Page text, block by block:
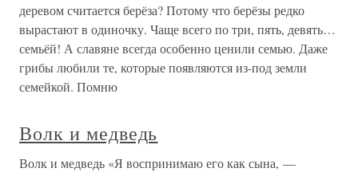
деревом считается берёза? Потому что берёзы редко
вырастают в одиночку. Чаще всего по три, пять, девять…
семьёй! А славяне всегда особенно ценили семью. Даже
грибы любили те, которые появляются из-под земли
семейкой. Помню
Волк и медведь
Волк и медведь «Я воспринимаю его как сына, —